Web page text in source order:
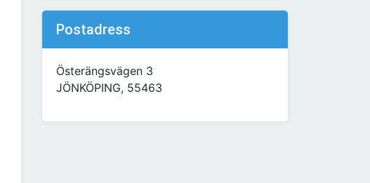
Postadress
Österängsvägen 3
JÖNKÖPING, 55463